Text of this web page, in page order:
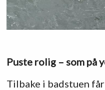
Puste rolig – som på
Tilbake i badstuen